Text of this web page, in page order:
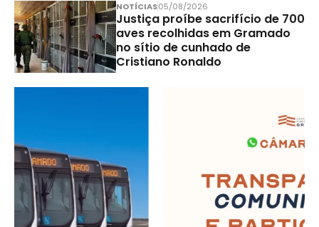
NOTÍCIAS05/08/2026
Justiça proíbe sacrifício de 700
aves recolhidas em Gramado
no sítio de cunhado de
Cristiano Ronaldo